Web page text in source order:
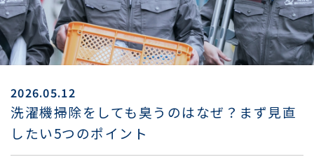
2026.05.12
洗濯機掃除をしても臭うのはなぜ？まず見直
したい5つのポイント